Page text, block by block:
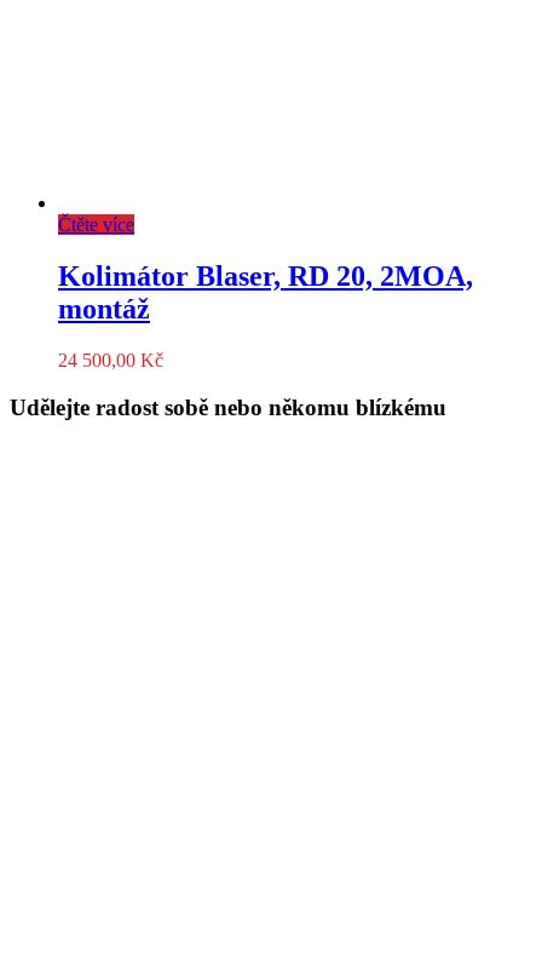
Čtěte více
Kolimátor Blaser, RD 20, 2MOA,
montáž
24 500,00 Kč
Udělejte radost sobě nebo někomu blízkému